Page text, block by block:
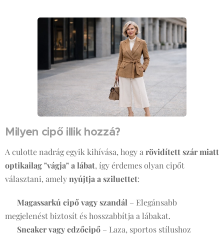
Milyen cipő illik hozzá?
A culotte nadrág egyik kihívása, hogy a rövidített szár miatt
optikailag "vágja" a lábat, így érdemes olyan cipőt
választani, amelynyújtja a sziluettet:
Magassarkú cipő vagy szandál – Elegánsabb
megjelenést biztosít és hosszabbítja a lábakat.
Sneaker vagy edzőcipő – Laza, sportos stílushoz